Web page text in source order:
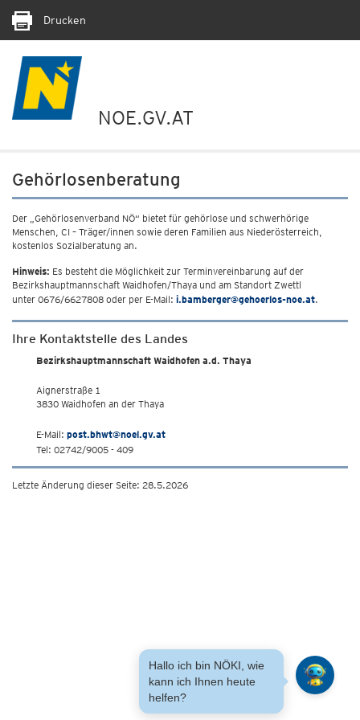
Drucken
NOE.GV.AT
Gehörlosenberatung
Der „Gehörlosenverband NÖ“ bietet für gehörlose und schwerhörige
Menschen, CI – Träger/innen sowie deren Familien aus Niederösterreich,
kostenlos Sozialberatung an.
Hinweis: Es besteht die Möglichkeit zur Terminvereinbarung auf der
Bezirkshauptmannschaft Waidhofen/Thaya und am Standort Zwettl
unter 0676/6627808 oder per E-Mail: i.bamberger@gehoerlos-noe.at.
Ihre Kontaktstelle des Landes
Bezirkshauptmannschaft Waidhofen a.d. Thaya
Aignerstraße 1
3830 Waidhofen an der Thaya
E-Mail: post.bhwt@noel.gv.at
Tel: 02742/9005 - 409
Letzte Änderung dieser Seite: 28.5.2026
Hallo ich bin NÖKI, wie
kann ich Ihnen heute
helfen?